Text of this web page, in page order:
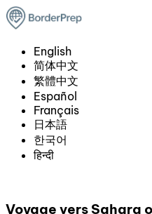
English
简体中文
繁體中文
Español
Français
日本語
한국어
हिन्दी
Voyage vers Sahara